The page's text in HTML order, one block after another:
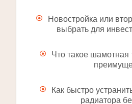
Новостройка или
выбрать для
Что такое шамотная
Как быстро
радиатора